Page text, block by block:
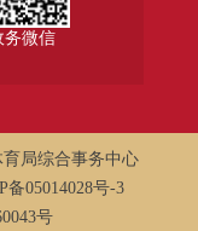
务微信
局综合事务中心
备05014028号-3
号